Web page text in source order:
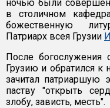
ночью были
в столичном
божественную
Патриарх всея Грузии
После
Грузию и обратился к
зачитал патриаршую
паству "открыть
злобу, зависть, месть".